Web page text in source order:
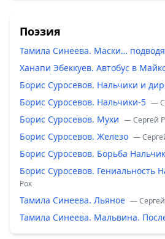
Поэзия
Тамила Синеева. Маски…
Ханапи Эбеккуев. Автобус в
Борис Суросевов. Нальчики и
Борис Суросевов. Нальчики-5 —
Борис Суросевов. Мухи — Сергей
Борис Суросевов. Железо —
Борис Суросевов. Борьба
Борис Суросевов. Гениальность
Рок
Тамила Синеева. Льяное —
Тамила Синеева. Мальвина.